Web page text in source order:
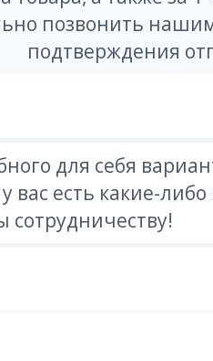
позвонить
подтверждения
для себя
есть какие-